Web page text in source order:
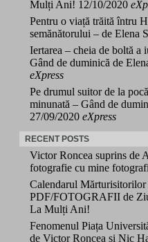
Mulți Ani! 12/10/2020
Pentru o viață trăită întru
semănătorului – de Elena
Iertarea – cheia de boltă
Gând de duminică de
eXpress
Pe drumul suitor de la
minunată – Gând de
27/09/2020 eXpress
RECENT POSTS
Victor Roncea suprins de
fotografie cu mine
Calendarul
PDF/FOTOGRAFII de
La Mulți Ani!
Fenomenul Piața
de Victor Roncea și Nic